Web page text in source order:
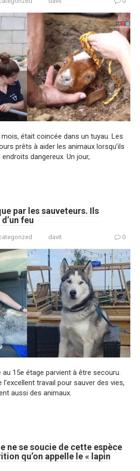
était coincée dans un tuyau. Les
prêts à aider les animaux lorsqu’ils
dangereux. Un jour,
par les sauveteurs. Ils
feu
davit 0
au 15e étage parvient à être secouru.
travail pour sauver des vies,
aussi des animaux.
ne se soucie de cette espèce
qu’on appelle le « lapin